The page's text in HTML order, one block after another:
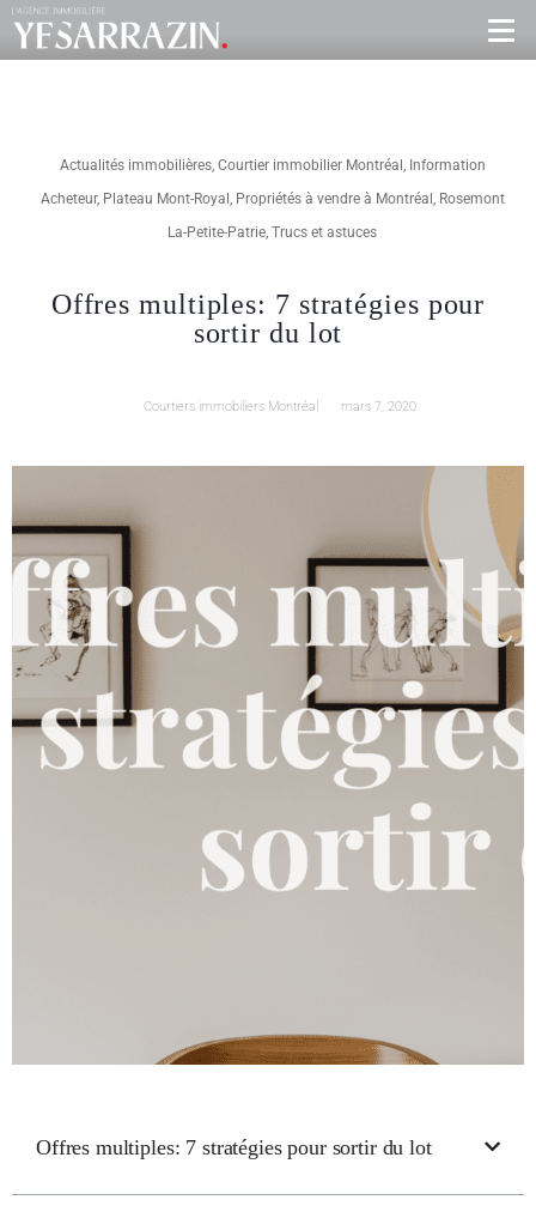
Actualités immobilières, Courtier immobilier Montréal , Information
Acheteur, Plateau Mont-Royal , Propriétés à vendre à Montréal , Rosemont
La-Petite-Patrie, Trucs et astuces
Offres multiples: 7 stratégies pour
sortir du lot
Courtiers immobiliers Montréal mars 7, 2020
Offres multiples: 7 stratégies pour sortir du lot